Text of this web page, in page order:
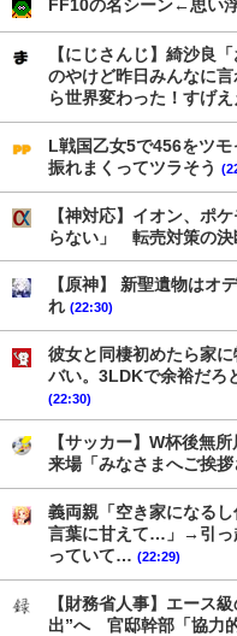
FF10の名シーン←思い
【にじさんじ】綺沙良
のやけど昨日みんなに
ら世界変わった！すげえ
L戦国乙女5で456をツ
振れまくってツラそう
【神対応】イオン、ポ
らない」 転売対策の決
【原神】 新聖遺物はオ
れ (22:30)
彼女と同棲初めたら家
バい。3LDKで余裕だろ
(22:30)
【サッカー】W杯後無
来場「みなさまへご挨
義両親「空き家になる
言葉に甘えて…」→引っ
っていて… (22:29)
【財務省人事】エース
出”へ 官邸幹部「協力